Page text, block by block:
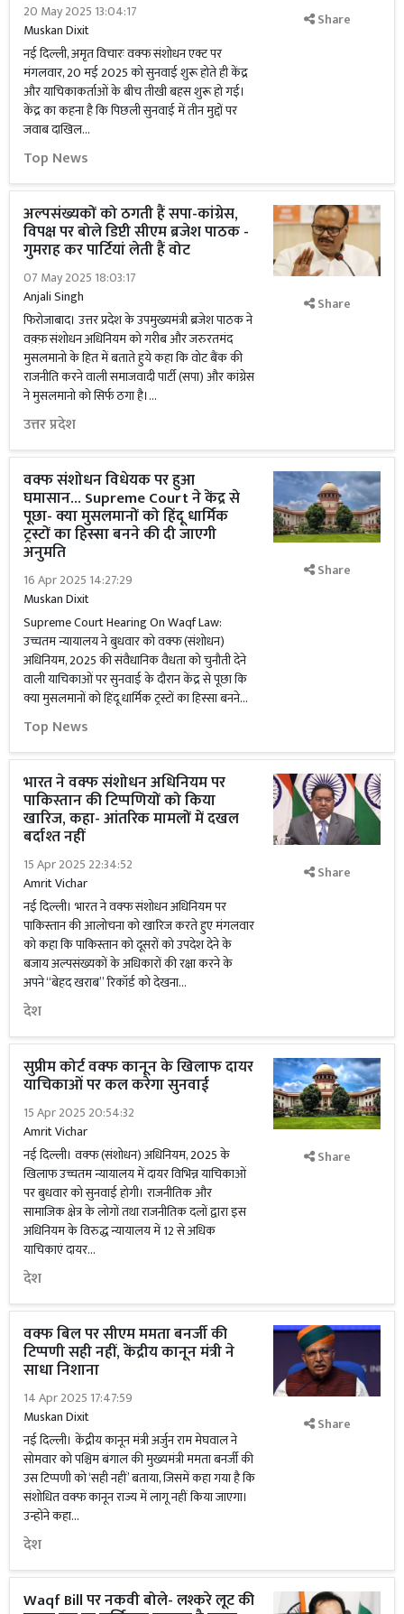
20 May 2025 13:04:17
Muskan Dixit
नई दिल्ली, अमृत विचारः वक्फ संशोधन एक्ट पर
मंगलवार, 20 मई 2025 को सुनवाई शुरू होते ही केंद्र
और याचिकाकर्ताओं के बीच तीखी बहस शुरू हो गई।
केंद्र का कहना है कि पिछली सुनवाई में तीन मुद्दों पर
जवाब दाखिल...
Top News
Share
अल्पसंख्यकों को ठगती हैं सपा-कांग्रेस,
विपक्ष पर बोले डिप्टी सीएम ब्रजेश पाठक -
गुमराह कर पार्टियां लेती हैं वोट
07 May 2025 18:03:17
Anjali Singh
फिरोजाबाद। उत्तर प्रदेश के उपमुख्यमंत्री ब्रजेश पाठक ने
वक़्फ़ संशोधन अधिनियम को गरीब और जरुरतमंद
मुसलमानो के हित में बताते हुये कहा कि वोट बैंक की
राजनीति करने वाली समाजवादी पार्टी (सपा) और कांग्रेस
ने मुसलमानो को सिर्फ ठगा है।...
उत्तर प्रदेश
Share
वक्फ संशोधन विधेयक पर हुआ
घमासान... Supreme Court ने केंद्र से
पूछा- क्या मुसलमानों को हिंदू धार्मिक
ट्रस्टों का हिस्सा बनने की दी जाएगी
अनुमति
16 Apr 2025 14:27:29
Muskan Dixit
Supreme Court Hearing On Waqf Law:
उच्चतम न्यायालय ने बुधवार को वक्फ (संशोधन)
अधिनियम, 2025 की संवैधानिक वैधता को चुनौती देने
वाली याचिकाओं पर सुनवाई के दौरान केंद्र से पूछा कि
क्या मुसलमानों को हिंदू धार्मिक ट्रस्टों का हिस्सा बनने...
Top News
Share
भारत ने वक्फ संशोधन अधिनियम पर
पाकिस्तान की टिप्पणियों को किया
खारिज, कहा- आंतरिक मामलों में दखल
बर्दाश्त नहीं
15 Apr 2025 22:34:52
Amrit Vichar
नई दिल्ली। भारत ने वक्फ संशोधन अधिनियम पर
पाकिस्तान की आलोचना को खारिज करते हुए मंगलवार
को कहा कि पाकिस्तान को दूसरों को उपदेश देने के
बजाय अल्पसंख्यकों के अधिकारों की रक्षा करने के
अपने ‘‘बेहद खराब’’ रिकॉर्ड को देखना...
देश
Share
सुप्रीम कोर्ट वक्फ कानून के खिलाफ दायर
याचिकाओं पर कल करेगा सुनवाई
15 Apr 2025 20:54:32
Amrit Vichar
नई दिल्ली। वक्फ (संशोधन) अधिनियम, 2025 के
खिलाफ उच्चतम न्यायालय में दायर विभिन्न याचिकाओं
पर बुधवार को सुनवाई होगी। राजनीतिक और
सामाजिक क्षेत्र के लोगों तथा राजनीतिक दलों द्वारा इस
अधिनियम के विरुद्ध न्यायालय में 12 से अधिक
याचिकाएं दायर...
देश
Share
वक्फ बिल पर सीएम ममता बनर्जी की
टिप्पणी सही नहीं, केंद्रीय कानून मंत्री ने
साधा निशाना
14 Apr 2025 17:47:59
Muskan Dixit
नई दिल्ली। केंद्रीय कानून मंत्री अर्जुन राम मेघवाल ने
सोमवार को पश्चिम बंगाल की मुख्यमंत्री ममता बनर्जी की
उस टिप्पणी को ‘सही नहीं’ बताया, जिसमें कहा गया है कि
संशोधित वक्फ कानून राज्य में लागू नहीं किया जाएगा।
उन्होंने कहा...
देश
Share
Waqf Bill पर नकवी बोले- लश्करे लूट की